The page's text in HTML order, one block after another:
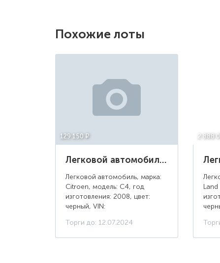
Похожие лоты
129 150 ¤
Легковой автомобиль Citroen C4, 2008 г.в., цвет: черный, г/н: О805ХУ161
Легковой автомобиль, марка:
Citroen, модель: C4, год
изготовления: 2008, цвет:
черный, VIN:
78УЕ 224179, г/н: О805ХУ161,
тип двигателя: бензиновый,
Торги до: 12.07.2024
2 888